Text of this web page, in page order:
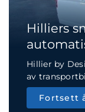
Hilliers
Hillier by
av
Fortsett